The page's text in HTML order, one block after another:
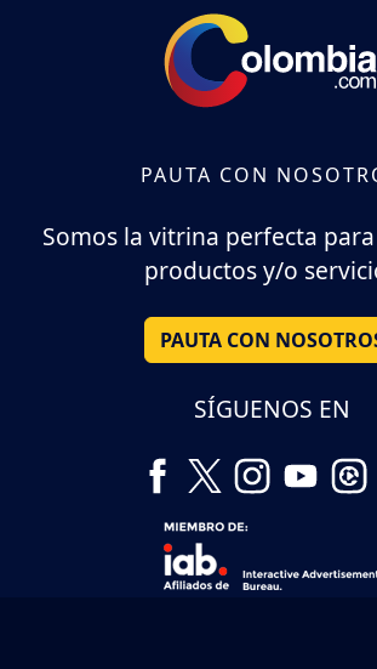
PAUTA CON
Somos la vitrina perfecta
productos y/o
PAUTA CON
SÍGUENOS EN